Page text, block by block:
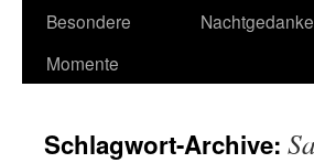
Besondere
Momente
Schlagwort-Archive: